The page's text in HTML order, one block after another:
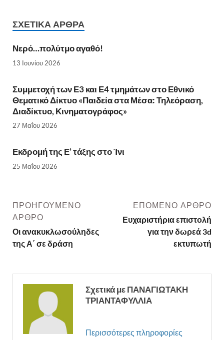
ΣΧΕΤΙΚΆ ΆΡΘΡΑ
Νερό…πολύτμο αγαθό!
13 Ιουνίου 2026
Συμμετοχή των Ε3 και Ε4 τμημάτων στο Εθνικό
Θεματικό Δίκτυο «Παιδεία στα Μέσα: Τηλεόραση,
Διαδίκτυο, Κινηματογράφος»
27 Μαΐου 2026
Εκδρομή της Ε’ τάξης στο Ίνι
25 Μαΐου 2026
ΠΡΟΗΓΟΎΜΕΝΟ
ΆΡΘΡΟ
Οι ανακυκλωσούληδες
της Α΄ σε δράση
ΕΠΌΜΕΝΟ ΆΡΘΡΟ
Ευχαριστήρια επιστολή
για την δωρεά 3d
εκτυπωτή
Σχετικά με ΠΑΝΑΓΙΩΤΑΚΗ
ΤΡΙΑΝΤΑΦΥΛΛΙΑ
Περισσότερες πληροφορίες